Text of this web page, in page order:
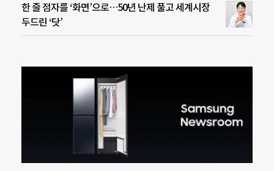
한 줄 점자를 ‘화면’으로…50년 난제 풀고 세계시장
두드린 ‘닷’